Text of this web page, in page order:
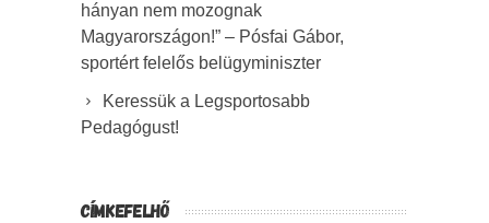
hányan nem mozognak
Magyarországon!” – Pósfai Gábor,
sportért felelős belügyminiszter
Keressük a Legsportosabb
Pedagógust!
CÍMKEFELHŐ